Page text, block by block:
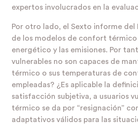
expertos involucrados en la
Por otro lado, el Sexto informe del
de los modelos de confort
energético y las emisiones. Por
vulnerables no son capaces de
térmico o sus temperaturas de
empleadas? ¿Es aplicable la
satisfacción subjetiva, a usuarios
térmico se da por “resignación”
adaptativos válidos para las